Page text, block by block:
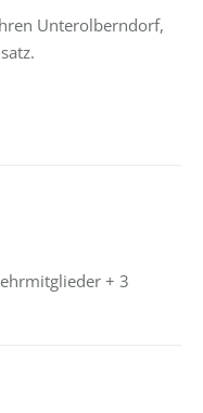
Unterolberndorf,
+ 3